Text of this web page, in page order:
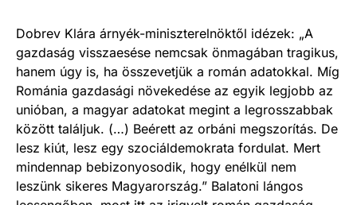
Dobrev Klára árnyék-miniszterelnöktől idézek: „A
gazdaság visszaesése nemcsak önmagában tragikus,
hanem úgy is, ha összevetjük a román adatokkal. Míg
Románia gazdasági növekedése az egyik legjobb az
unióban, a magyar adatokat megint a legrosszabbak
között találjuk. (…) Beérett az orbáni megszorítás. De
lesz kiút, lesz egy szociáldemokrata fordulat. Mert
mindennap bebizonyosodik, hogy enélkül nem
leszünk sikeres Magyarország.” Balatoni lángos